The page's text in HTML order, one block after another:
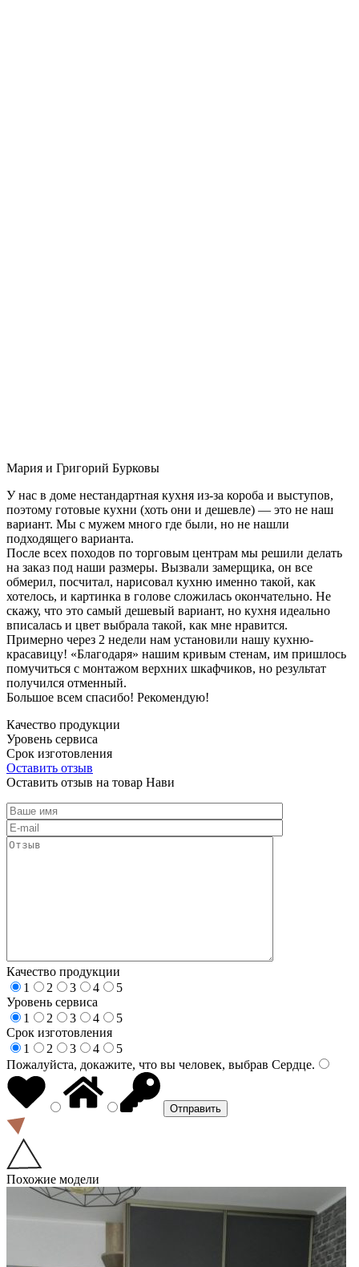
Мария и Григорий Бурковы
У нас в доме нестандартная кухня из-за короба и выступов,
поэтому готовые кухни (хоть они и дешевле) — это не наш
вариант. Мы с мужем много где были, но не нашли
подходящего варианта.
После всех походов по торговым центрам мы решили делать
на заказ под наши размеры. Вызвали замерщика, он все
обмерил, посчитал, нарисовал кухню именно такой, как
хотелось, и картинка в голове сложилась окончательно. Не
скажу, что это самый дешевый вариант, но кухня идеально
вписалась и цвет выбрала такой, как мне нравится.
Примерно через 2 недели нам установили нашу кухню-
красавицу! «Благодаря» нашим кривым стенам, им пришлось
помучиться с монтажом верхних шкафчиков, но результат
получился отменный.
Большое всем спасибо! Рекомендую!
Качество продукции
Уровень сервиса
Срок изготовления
Оставить отзыв
Оставить отзыв на товар Нави
Качество продукции
1
2 3 4
5
Уровень сервиса
1
2 3 4
5
Срок изготовления
1
2 3 4
5
Пожалуйста, докажите, что вы человек, выбрав Сердце.
Похожие модели